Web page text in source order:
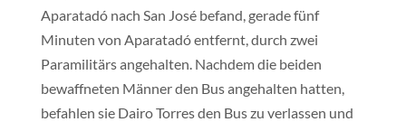
Aparatadó nach San José befand, gerade fünf
Minuten von Aparatadó entfernt, durch zwei
Paramilitärs angehalten. Nachdem die beiden
bewaffneten Männer den Bus angehalten hatten,
befahlen sie Dairo Torres den Bus zu verlassen und